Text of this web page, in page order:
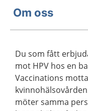
Om oss
Du som fått
mot HPV hos en
Vaccinations
möter samma